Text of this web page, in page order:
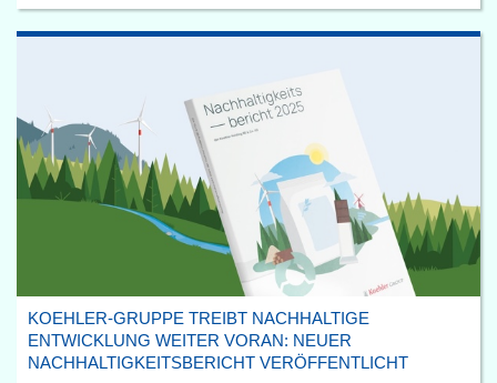
KOEHLER-GRUPPE TREIBT NACHHALTIGE
ENTWICKLUNG WEITER VORAN: NEUER
NACHHALTIGKEITSBERICHT VERÖFFENTLICHT